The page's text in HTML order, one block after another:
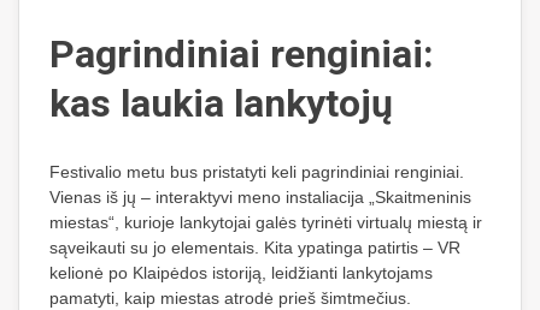
Pagrindiniai renginiai:
kas laukia lankytojų
Festivalio metu bus pristatyti keli pagrindiniai renginiai.
Vienas iš jų – interaktyvi meno instaliacija „Skaitmeninis
miestas“, kurioje lankytojai galės tyrinėti virtualų miestą ir
sąveikauti su jo elementais. Kita ypatinga patirtis – VR
kelionė po Klaipėdos istoriją, leidžianti lankytojams
pamatyti, kaip miestas atrodė prieš šimtmečius.